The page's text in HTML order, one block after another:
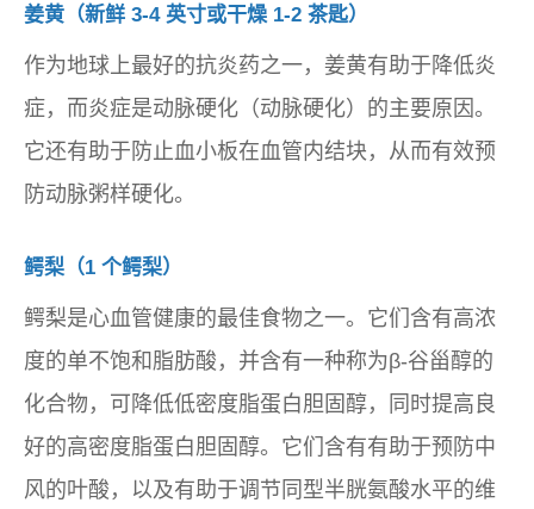
姜黄（新鲜 3-4 英寸或干燥 1-2 茶匙）
作为地球上最好的抗炎药之一，姜黄有助于降低炎
症，而炎症是动脉硬化（动脉硬化）的主要原因。
它还有助于防止血小板在血管内结块，从而有效预
防动脉粥样硬化。
鳄梨（1 个鳄梨）
鳄梨是心血管健康的最佳食物之一。它们含有高浓
度的单不饱和脂肪酸，并含有一种称为β-谷甾醇的
化合物，可降低低密度脂蛋白胆固醇，同时提高良
好的高密度脂蛋白胆固醇。它们含有有助于预防中
风的叶酸，以及有助于调节同型半胱氨酸水平的维